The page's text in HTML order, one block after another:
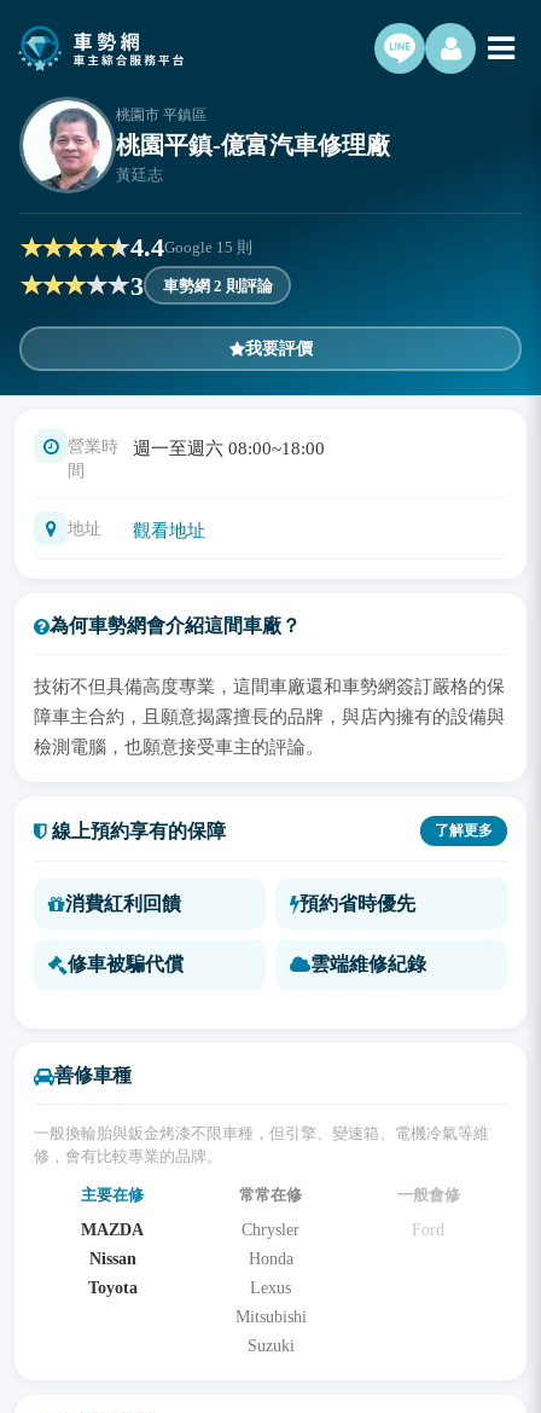
桃園市 平鎮區
桃園平鎮-億富汽車修理廠
黃廷志
4.4Google 15 則
3 車勢網 2 則評論
我要評價
營業時
間
週一至週六 08:00~18:00
地址 觀看地址
為何車勢網會介紹這間車廠？
技術不但具備高度專業，這間車廠還和車勢網簽訂嚴格的保
障車主合約，且願意揭露擅長的品牌，與店內擁有的設備與
檢測電腦，也願意接受車主的評論。
線上預約享有的保障 了解更多
消費紅利回饋 預約省時優先
修車被騙代償 雲端維修紀錄
善修車種
一般換輪胎與鈑金烤漆不限車種，但引擎、變速箱、電機冷氣等維
修，會有比較專業的品牌。
主要在修
MAZDA
Nissan
Toyota
常常在修
Chrysler
Honda
Lexus
Mitsubishi
Suzuki
一般會修
Ford